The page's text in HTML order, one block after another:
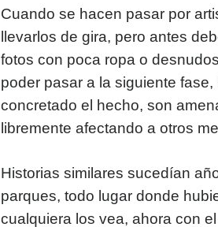
Cuando se hacen pasar por
llevarlos de gira, pero antes
fotos con poca ropa o
poder pasar a la siguiente
concretado el hecho, son
libremente afectando a otros
Historias similares sucedían
parques, todo lugar donde
cualquiera los vea, ahora con